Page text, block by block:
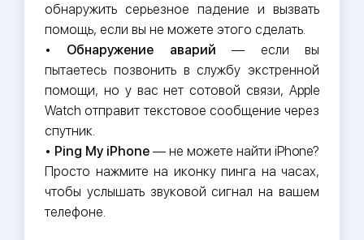
обнаружить серьезное падение и вызвать
помощь, если вы не можете этого сделать.
• Обнаружение аварий — если вы
пытаетесь позвонить в службу экстренной
помощи, но у вас нет сотовой связи, Apple
Watch отправит текстовое сообщение через
спутник.
• Ping My iPhone — не можете найти iPhone?
Просто нажмите на иконку пинга на часах,
чтобы услышать звуковой сигнал на вашем
телефоне.